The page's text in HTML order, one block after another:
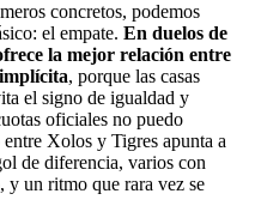
concretos, podemos
el empate. En duelos de
la mejor relación entre
, porque las casas
el signo de igualdad y
oficiales no puedo
Xolos y Tigres apunta a
de diferencia, varios con
y un ritmo que rara vez se